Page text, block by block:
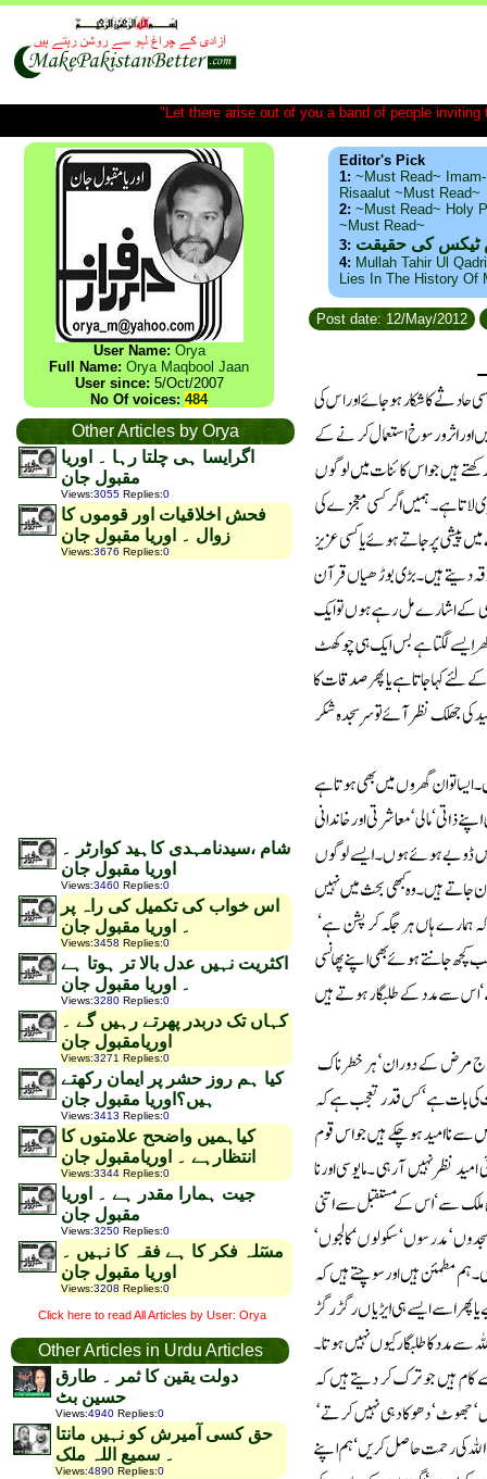
"Let there arise out of you a band of people
User Name: Orya
Full Name: Orya Maqbool Jaan
User since: 5/Oct/2007
No Of voices: 484
Other Articles by Orya
اگرایسا ہی چلتا رہا ۔ اوریا
مقبول جان
Views:3055 Replies:0
فحش اخلاقیات اور قوموں کا
زوال ۔ اوریا مقبول جان
Views:3676 Replies:0
شام ،سیدنامہدی کاہید کوارٹر ۔
اوریا مقبول جان
Views:3460 Replies:0
اس خواب کی تکمیل کی راہ پر
۔ اوریا مقبول جان
Views:3458 Replies:0
اکثریت نہیں عدل بالا تر ہوتا ہے
۔ اوریا مقبول جان
Views:3280 Replies:0
کہاں تک دربدر پھرتے رہیں گے ۔
اوریامقبول جان
Views:3271 Replies:0
کیا ہم روز حشر پر ایمان رکھتے
ہیں؟اوریا مقبول جان
Views:3413 Replies:0
کیاہمیں واضحح علامتوں کا
انتظارہے ۔ اوریامقبول جان
Views:3344 Replies:0
جیت ہمارا مقدر ہے ۔ اوریا
مقبول جان
Views:3250 Replies:0
مسٓلہ فکر کا ہے فقہ کا نہیں ۔
اوریا مقبول جان
Views:3208 Replies:0
Click here to read All Articles by User: Orya
Other Articles in Urdu Articles
دولت یقین کا ثمر ۔ طارق
حسین بٹ
Views:4940 Replies:0
حق کسی آمیرش کو نہیں مانتا
۔ سمیع اللہ ملک
Views:4890 Replies:0
Editor's Pick
1: ~Must Read~
Risaalut ~Must Read~
2: ~Must Read~ Holy
~Must Read~
3: ٹیکس کی حقیقت
4: Mullah Tahir Ul
Lies In The History Of
Post date: 12/May/2012